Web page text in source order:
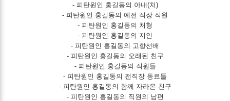
- 피탄원인 홍길동의 아내(처)
- 피탄원인 홍길동의 예전 직장 직원
- 피탄원인 홍길동의 처형
- 피탄원인 홍길동의 지인
- 피탄원인 홍길동의 고향선배
- 피탄원인 홍길동의 오래된 친구
- 피탄원인 홍길동의 직원들
- 피탄원인 홍길동의 전직장 동료들
- 피탄원인 홍길동의 함께 자라온 친구
- 피탄원인 홍길동의 직원의 남편